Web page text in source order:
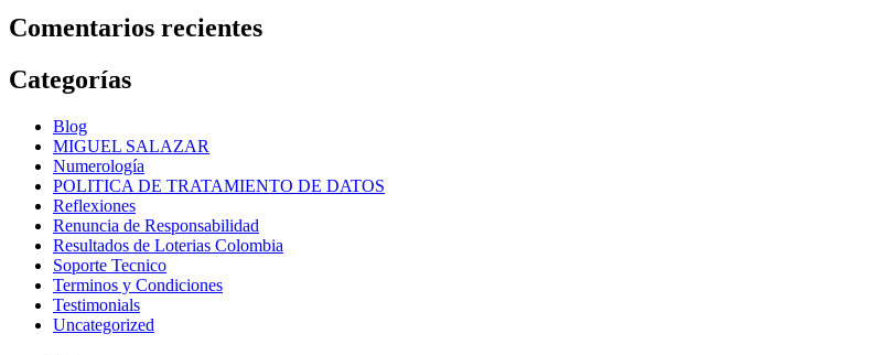
Comentarios recientes
Categorías
Blog
MIGUEL SALAZAR
Numerología
POLITICA DE TRATAMIENTO DE DATOS
Reflexiones
Renuncia de Responsabilidad
Resultados de Loterias Colombia
Soporte Tecnico
Terminos y Condiciones
Testimonials
Uncategorized